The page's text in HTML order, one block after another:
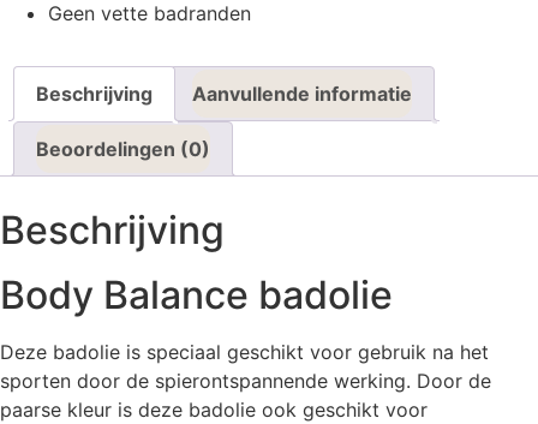
Geen vette badranden
Beschrijving Aanvullende informatie
Beoordelingen (0)
Beschrijving
Body Balance badolie
Deze badolie is speciaal geschikt voor gebruik na het
sporten door de spierontspannende werking. Door de
paarse kleur is deze badolie ook geschikt voor